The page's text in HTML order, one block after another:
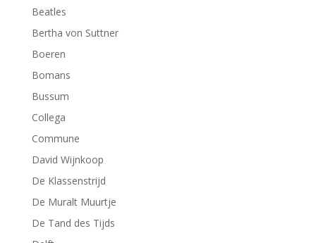
Beatles
Bertha von Suttner
Boeren
Bomans
Bussum
Collega
Commune
David Wijnkoop
De Klassenstrijd
De Muralt Muurtje
De Tand des Tijds